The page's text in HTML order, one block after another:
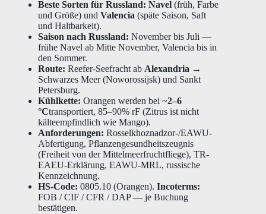
Beste Sorten für Russland: Navel (früh, Farbe
und Größe) und Valencia (späte Saison, Saft
und Haltbarkeit).
Saison nach Russland: November bis Juli —
frühe Navel ab Mitte November, Valencia bis in
den Sommer.
Route: Reefer-Seefracht ab Alexandria →
Schwarzes Meer (Noworossijsk) und Sankt
Petersburg.
Kühlkette: Orangen werden bei ~2–6
°Ctransportiert, 85–90% rF (Zitrus ist nicht
kälteempfindlich wie Mango).
Anforderungen: Rosselkhoznadzor-/EAWU-
Abfertigung, Pflanzengesundheitszeugnis
(Freiheit von der Mittelmeerfruchtfliege), TR-
EAEU-Erklärung, EAWU-MRL, russische
Kennzeichnung.
HS-Code: 0805.10 (Orangen). Incoterms:
FOB / CIF / CFR / DAP — je Buchung
bestätigen.